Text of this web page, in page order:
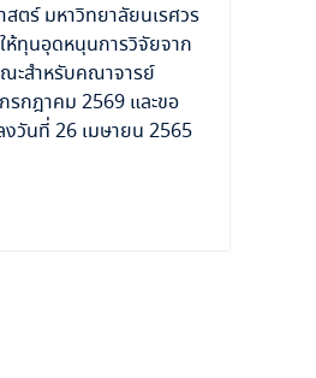
ตร์ มหาวิทยาลัยนเรศวร
ห้ทุนอุดหนุนการวิจัยจาก
ะสำหรับคณาจารย์
กฎาคม 2569 และขอ
วันที่ 26 เมษายน 2565